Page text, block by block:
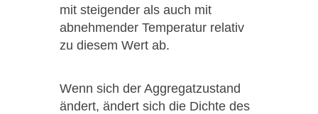
mit steigender als auch mit
abnehmender Temperatur relativ
zu diesem Wert ab.
Wenn sich der Aggregatzustand
ändert, ändert sich die Dichte des